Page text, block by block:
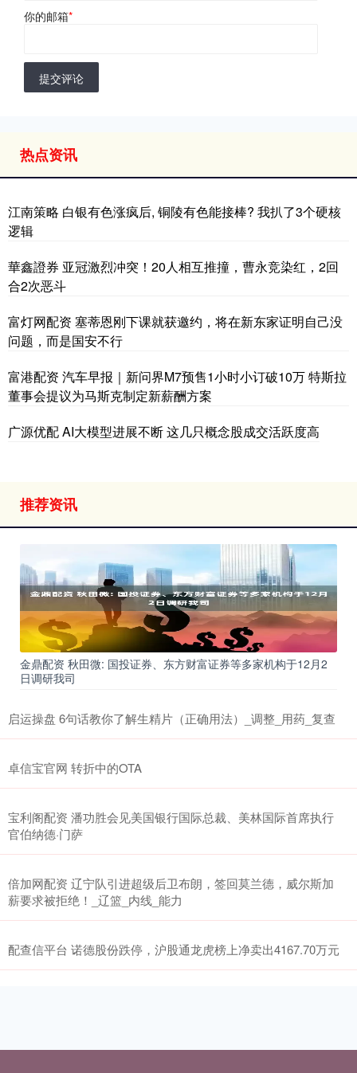
你的邮箱*
提交评论
热点资讯
江南策略 白银有色涨疯后, 铜陵有色能接棒? 我扒了3个硬核
逻辑
華鑫證券 亚冠激烈冲突！20人相互推撞，曹永竞染红，2回
合2次恶斗
富灯网配资 塞蒂恩刚下课就获邀约，将在新东家证明自己没
问题，而是国安不行
富港配资 汽车早报｜新问界M7预售1小时小订破10万 特斯拉
董事会提议为马斯克制定新薪酬方案
广源优配 AI大模型进展不断 这几只概念股成交活跃度高
推荐资讯
金鼎配资 秋田微: 国投证券、东方财富证券等多家机构于12月2
日调研我司
启运操盘 6句话教你了解生精片（正确用法）_调整_用药_复查
卓信宝官网 转折中的OTA
宝利阁配资 潘功胜会见美国银行国际总裁、美林国际首席执行
官伯纳德·门萨
倍加网配资 辽宁队引进超级后卫布朗，签回莫兰德，威尔斯加
薪要求被拒绝！_辽篮_内线_能力
配查信平台 诺德股份跌停，沪股通龙虎榜上净卖出4167.70万元